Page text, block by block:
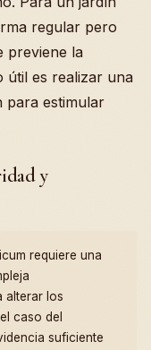
regular pero
previene la
útil es realizar una
para estimular
y
requiere una
alterar los
caso del
suficiente